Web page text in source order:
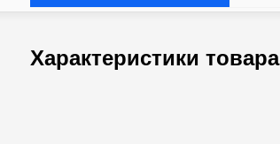
Характеристики товара